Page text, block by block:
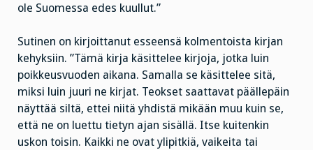
ole Suomessa edes kuullut.”
Sutinen on kirjoittanut esseensä kolmentoista kirjan
kehyksiin. ”Tämä kirja käsittelee kirjoja, jotka luin
poikkeusvuoden aikana. Samalla se käsittelee sitä,
miksi luin juuri ne kirjat. Teokset saattavat päällepäin
näyttää siltä, ettei niitä yhdistä mikään muu kuin se,
että ne on luettu tietyn ajan sisällä. Itse kuitenkin
uskon toisin. Kaikki ne ovat ylipitkiä, vaikeita tai